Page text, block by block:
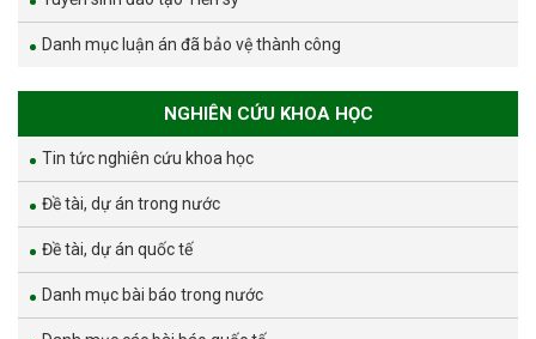
Danh mục luận án đã bảo vệ thành công
NGHIÊN CỨU KHOA HỌC
Tin tức nghiên cứu khoa học
Đề tài, dự án trong nước
Đề tài, dự án quốc tế
Danh mục bài báo trong nước